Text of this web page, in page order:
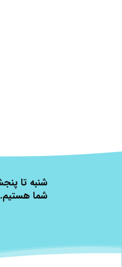
شما هستیم.